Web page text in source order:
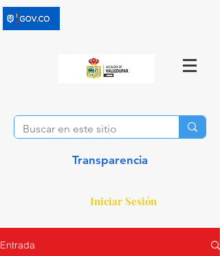
Transparencia
Iniciar Sesión
Entrada